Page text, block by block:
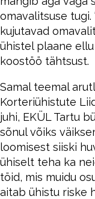
omavalitsuse tugi.
kujutavad
ühistel plaane
koostöö tähtsust.
Samal teemal
Korteriühistute
juhi, EKÜL Tartu
sõnul võiks
loomisest siiski
ühiselt teha ka
töid, mis muidu
aitab ühistu riske